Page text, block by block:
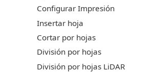
Configurar Impresión
Insertar hoja
Cortar por hojas
División por hojas
División por hojas LiDAR